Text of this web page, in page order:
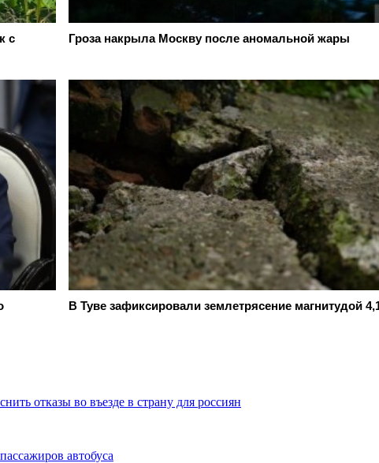
с
Гроза накрыла Москву после аномальной жары
В Туве зафиксировали землетрясение магнитудой
отказы во въезде в страну для россиян
автобуса